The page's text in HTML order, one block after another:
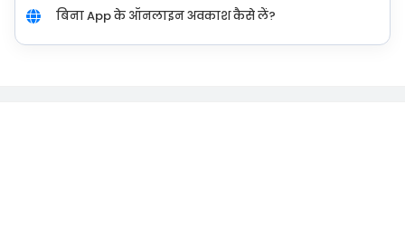
बिना App के ऑनलाइन अवकाश कैसे लें?